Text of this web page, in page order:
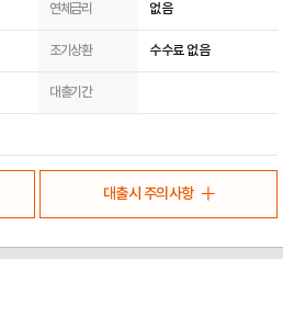
연체금리 없음
조기상환 수수료 없음
대출기간
대출시 주의사항